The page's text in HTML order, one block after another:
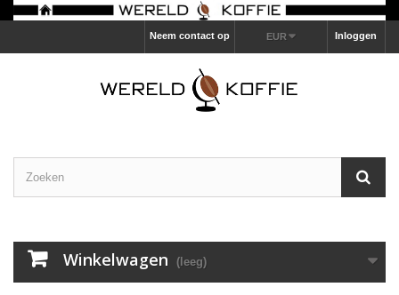
Inloggen
EUR
Neem contact op
Winkelwagen (leeg)